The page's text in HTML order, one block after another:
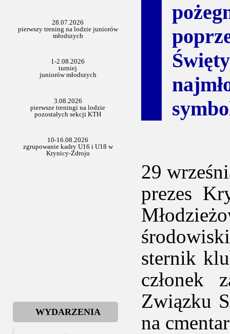
WYDARZENIA
29
prezes
sternik
członek
Związku
na